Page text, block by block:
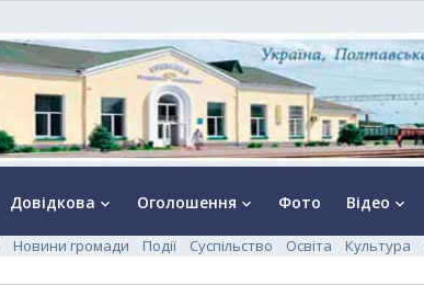
Довідкова keyboard_arrow_down Оголошення keyboard_arrow_down Фото Відео keyboard_arrow_down
Новини громади Події Суспільство Освіта Культура